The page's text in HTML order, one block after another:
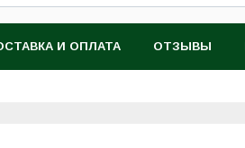
И ОПЛАТА ОТЗЫВЫ